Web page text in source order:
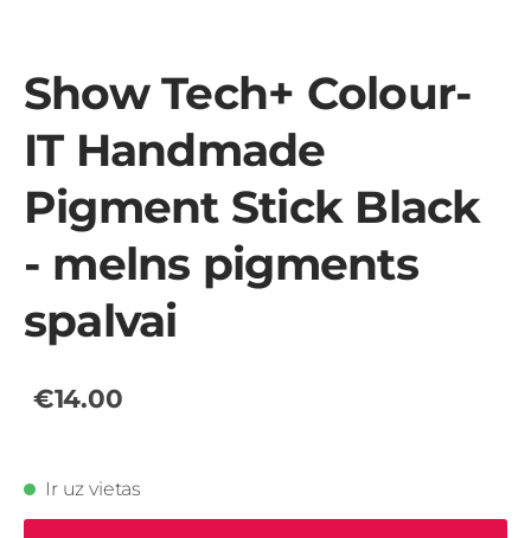
Show Tech+ Colour-
IT Handmade
Pigment Stick Black
- melns pigments
spalvai
€14.00
Ir uz vietas